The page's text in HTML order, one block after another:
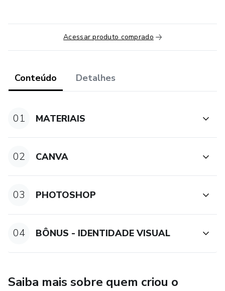
Acessar produto comprado
Conteúdo Detalhes
01 MATERIAIS
02 CANVA
03 PHOTOSHOP
04 BÔNUS - IDENTIDADE VISUAL
Saiba mais sobre quem criou o